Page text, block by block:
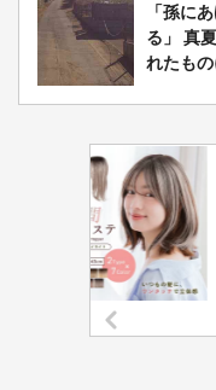
「孫に
る」 真
れたも